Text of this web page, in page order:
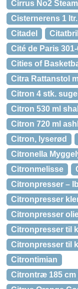
Cirrus No2
Cisternerens 1
Citadel
Cité de Paris
Cities of
Citra Rattanstol
Citron 4 stk.
Citron 530 ml
Citron 720 ml
Citron, lyserød
Citronella
Citronmelisse
Citronpresser –
Citronpresser
Citronpresser
Citronpresser til
Citronpresser til
Citrontimian
Citrontræ 185 cm